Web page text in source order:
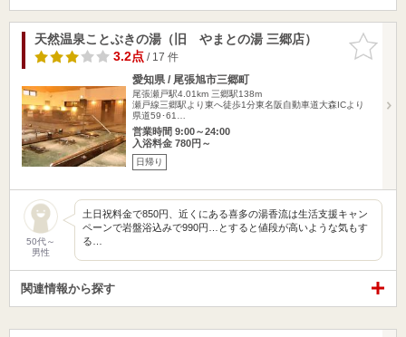
お気に入
りに追加
天然温泉ことぶきの湯（旧 やまとの湯 三郷店）
3.2点/ 17 件
愛知県 / 尾張旭市三郷町
尾張瀬戸駅4.01km 三郷駅138m
瀬戸線三郷駅より東へ徒歩1分東名阪自動車道大森ICより
県道59･61…
営業時間 9:00～24:00
入浴料金 780円～
日帰り
50代～
男性
土日祝料金で850円、近くにある喜多の湯香流は生活支援キャン
ペーンで岩盤浴込みで990円…とすると値段が高いような気もす
る…
関連情報から探す